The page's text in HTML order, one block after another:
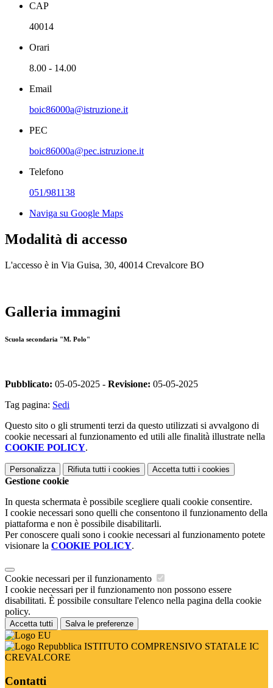
CAP
40014
Orari
8.00 - 14.00
Email
boic86000a@istruzione.it
PEC
boic86000a@pec.istruzione.it
Telefono
051/981138
Naviga su Google Maps
Modalità di accesso
L'accesso è in Via Guisa, 30, 40014 Crevalcore BO
Galleria immagini
Scuola secondaria "M. Polo"
Pubblicato: 05-05-2025 - Revisione: 05-05-2025
Tag pagina: Sedi
Questo sito o gli strumenti terzi da questo utilizzati si avvalgono di
cookie necessari al funzionamento ed utili alle finalità illustrate nella
COOKIE POLICY.
Personalizza Rifiuta tutti i cookies Accetta tutti i cookies
Gestione cookie
In questa schermata è possibile scegliere quali cookie consentire.
I cookie necessari sono quelli che consentono il funzionamento della
piattaforma e non è possibile disabilitarli.
Per conoscere quali sono i cookie necessari al funzionamento potete
visionare la COOKIE POLICY.
Cookie necessari per il funzionamento
I cookie necessari per il funzionamento non possono essere
disabilitati. È possibile consultare l'elenco nella pagina della cookie
policy.
Accetta tutti Salva le preferenze
ISTITUTO COMPRENSIVO STATALE IC
CREVALCORE
Contatti